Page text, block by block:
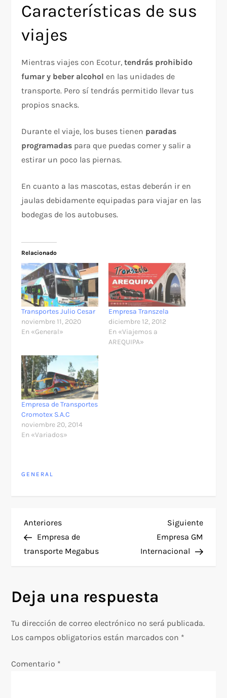
Características de sus
viajes
Mientras viajes con Ecotur,tendrás prohibido
fumar y beber alcohol en las unidades de
transporte. Pero sí tendrás permitido llevar tus
propios snacks.
Durante el viaje, los buses tienen paradas
programadas para que puedas comer y salir a
estirar un poco las piernas.
En cuanto a las mascotas, estas deberán ir en
jaulas debidamente equipadas para viajar en las
bodegas de los autobuses.
Relacionado
Transportes Julio Cesar
noviembre 11, 2020
En «General»
Empresa Transzela
diciembre 12, 2012
En «Viajemos a
AREQUIPA»
Empresa de Transportes
Cromotex S.A.C
noviembre 20, 2014
En «Variados»
GENERAL
N
a
e
g
a
c
Entrada
anterior
Anteriores
Empresa de
transporte Megabus
Siguiente
Empresa GM
Internacional
Deja una respuesta
Tu dirección de correo electrónico no será publicada.
Los campos obligatorios están marcados con *
Comentario *